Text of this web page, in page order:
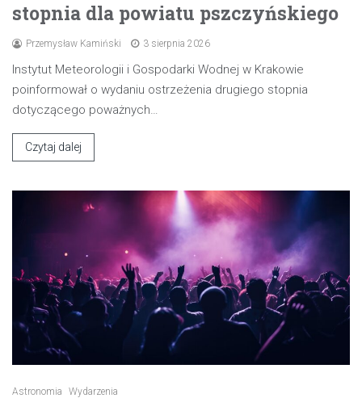
stopnia dla powiatu pszczyńskiego
Przemysław Kamiński 3 sierpnia 2026
Instytut Meteorologii i Gospodarki Wodnej w Krakowie
poinformował o wydaniu ostrzeżenia drugiego stopnia
dotyczącego poważnych…
Czytaj dalej
Astronomia Wydarzenia